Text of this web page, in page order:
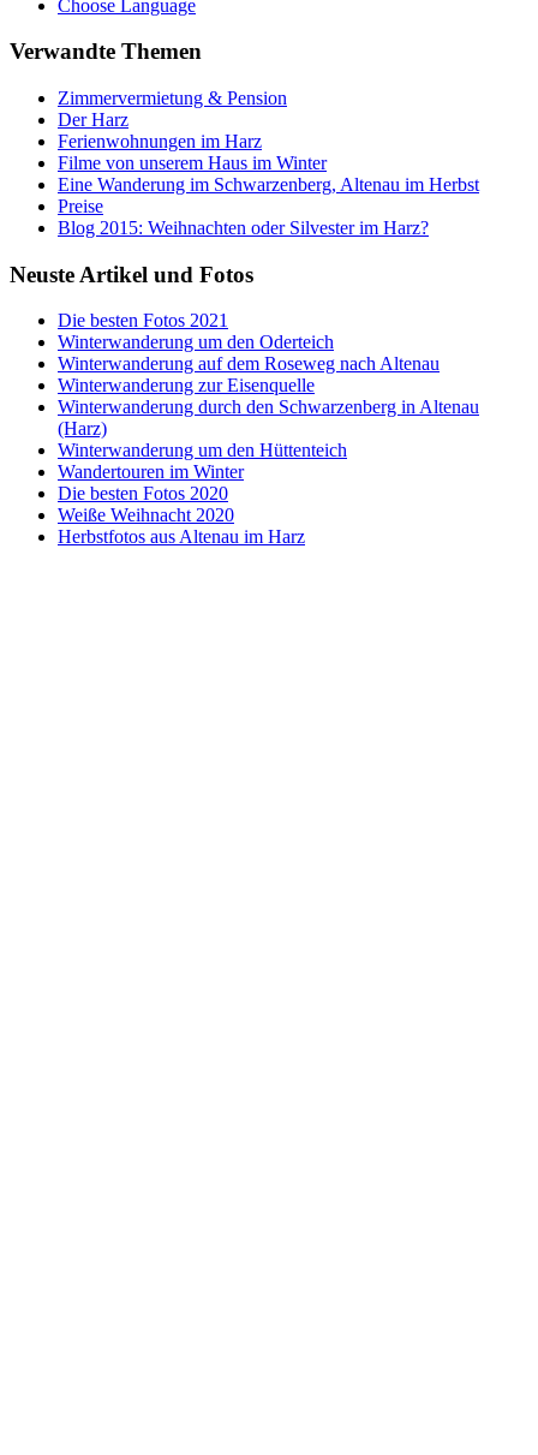
Choose Language
Verwandte Themen
Zimmervermietung & Pension
Der Harz
Ferienwohnungen im Harz
Filme von unserem Haus im Winter
Eine Wanderung im Schwarzenberg, Altenau im Herbst
Preise
Blog 2015: Weihnachten oder Silvester im Harz?
Neuste Artikel und Fotos
Die besten Fotos 2021
Winterwanderung um den Oderteich
Winterwanderung auf dem Roseweg nach Altenau
Winterwanderung zur Eisenquelle
Winterwanderung durch den Schwarzenberg in Altenau
(Harz)
Winterwanderung um den Hüttenteich
Wandertouren im Winter
Die besten Fotos 2020
Weiße Weihnacht 2020
Herbstfotos aus Altenau im Harz